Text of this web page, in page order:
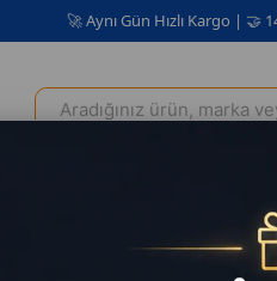
🚀 Aynı Gün Hızlı Kargo | 🤝 14 Gün
Powerbank 50.000mAh 22.5W